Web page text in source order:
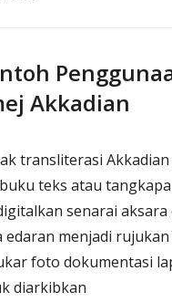
Akkadian
transliterasi
teks atau
senarai
edaran menjadi
foto dokumentasi
diarkibkan